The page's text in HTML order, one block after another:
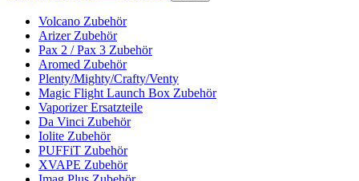
Volcano Zubehör
Arizer Zubehör
Pax 2 / Pax 3 Zubehör
Aromed Zubehör
Plenty/Mighty/Crafty/Venty
Magic Flight Launch Box Zubehör
Vaporizer Ersatzteile
Da Vinci Zubehör
Iolite Zubehör
PUFFiT Zubehör
XVAPE Zubehör